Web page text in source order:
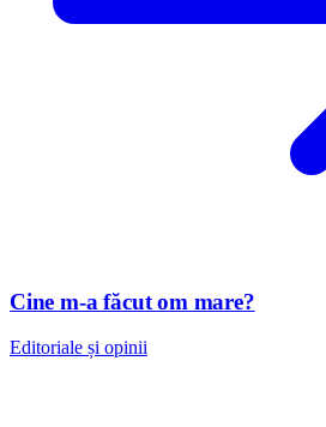
Cine m-a făcut om mare?
Editoriale și opinii